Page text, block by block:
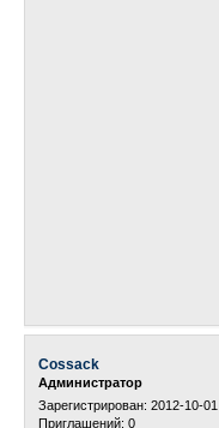
Cossack
Администратор
Зарегистрирован: 2012-10-01
Приглашений: 0